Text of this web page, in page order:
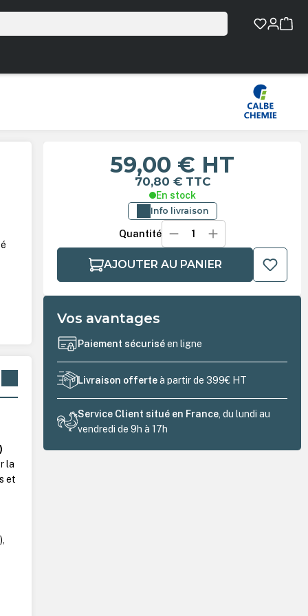
59,00 € HT
70,80 € TTC
En stock
Info livraison
Quantité
AJOUTER AU PANIER
Vos avantages
Paiement sécuriséen ligne
Livraison offerteà partir de 399€ HT
Service Client situé en France , du lundi au
vendredi de 9h à 17h
la
et